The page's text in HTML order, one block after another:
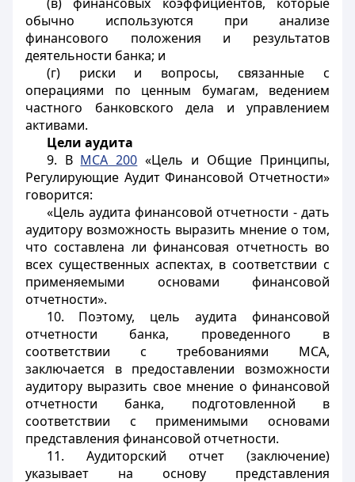
обычно используются при анализе
финансового положения и результатов
деятельности банка; и
(г) риски и вопросы, связанные с
операциями по ценным бумагам, ведением
частного банковского дела и управлением
активами.
Цели аудита
9. В МСА 200 «Цель и Общие Принципы,
Регулирующие Аудит Финансовой Отчетности»
говорится:
«Цель аудита финансовой отчетности - дать
аудитору возможность выразить мнение о том,
что составлена ли финансовая отчетность во
всех существенных аспектах, в соответствии с
применяемыми основами финансовой
отчетности».
10. Поэтому, цель аудита финансовой
отчетности банка, проведенного в
соответствии с требованиями МСА,
заключается в предоставлении возможности
аудитору выразить свое мнение о финансовой
отчетности банка, подготовленной в
соответствии с применимыми основами
представления финансовой отчетности.
11. Аудиторский отчет (заключение)
указывает на основу представления